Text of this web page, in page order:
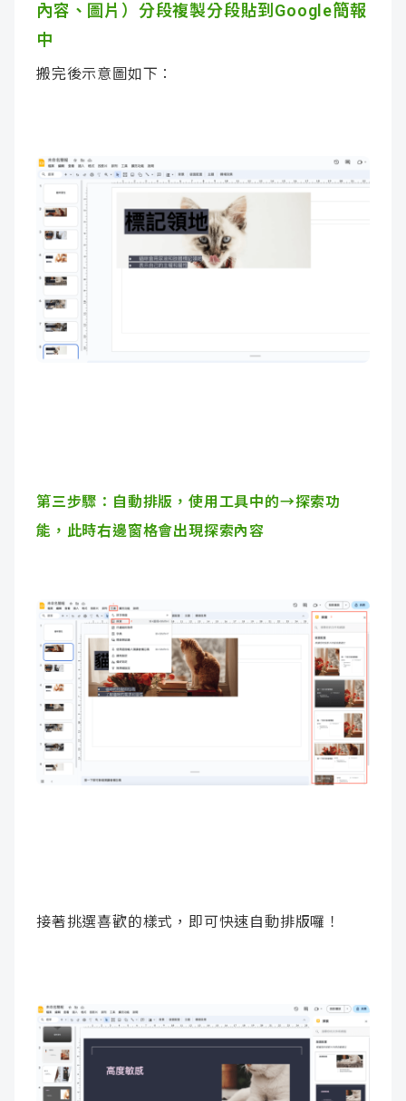
內容、圖片）分段複製分段貼到 Google簡報
中
搬完後示意圖如下：
第三步驟：自動排版，使用工具中的→探索功
能，此時右邊窗格會出現探索內容
接著挑選喜歡的樣式，即可快速自動排版囉！